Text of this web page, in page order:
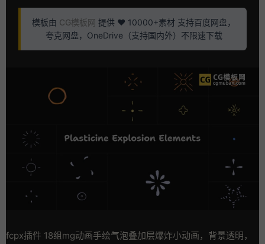
模板由 CG模板网 提供 ❤️ 10000+素材 支持百度网盘，
夸克网盘，OneDrive（支持国内外）不限速下载
fcpx插件 18组mg动画手绘气泡叠加层爆炸小动画，背景透明，